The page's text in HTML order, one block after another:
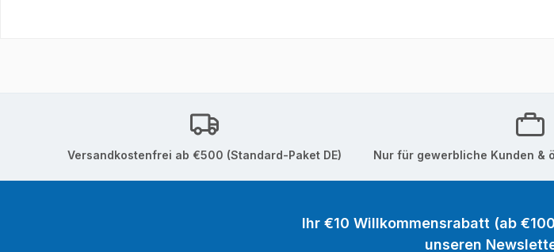
Versandkostenfrei ab €500 (Standard-Paket DE) Nur für gewerbliche Kunden &
Ihr €10 Willkommensrabatt (ab
unseren